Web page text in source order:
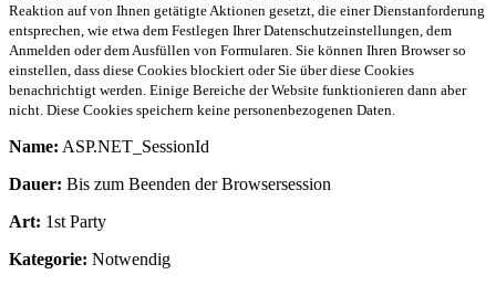
Reaktion auf von Ihnen getätigte Aktionen gesetzt, die einer Dienstanforderung
entsprechen, wie etwa dem Festlegen Ihrer Datenschutzeinstellungen, dem
Anmelden oder dem Ausfüllen von Formularen. Sie können Ihren Browser so
einstellen, dass diese Cookies blockiert oder Sie über diese Cookies
benachrichtigt werden. Einige Bereiche der Website funktionieren dann aber
nicht. Diese Cookies speichern keine personenbezogenen Daten.
Name: ASP.NET_SessionId
Dauer: Bis zum Beenden der Browsersession
Art: 1st Party
Kategorie: Notwendig